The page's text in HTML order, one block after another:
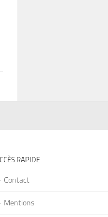
RAPIDE
Contact
Mentions